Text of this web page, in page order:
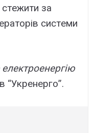
зa
cиcтeми
“Укpeнepго”.